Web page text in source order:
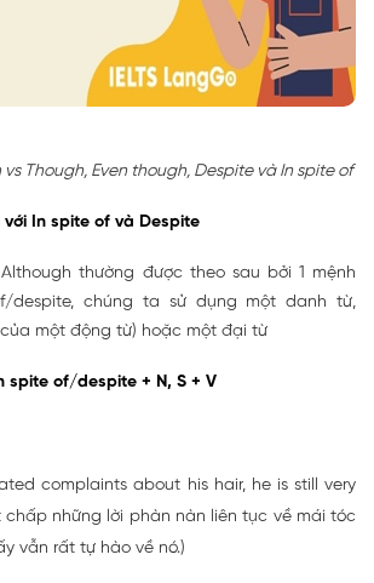
Though, Even though, Despite và In spite of
In spite of và Despite
thường được theo sau bởi 1 mệnh
despite, chúng ta sử dụng một danh từ,
một động từ) hoặc một đại từ
spite of/despite + N, S + V
complaints about his hair, he is still very
chấp những lời phàn nàn liên tục về mái tóc
vẫn rất tự hào về nó.)